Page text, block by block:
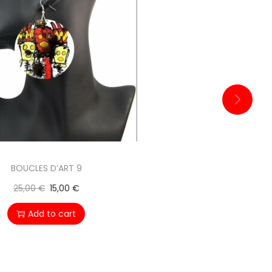
BOUCLES D’ART 9
25,00€ 15,00 €
Add to cart